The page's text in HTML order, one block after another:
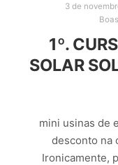
3 de
1º.
SOLAR
mini usinas de
desconto na
Ironicamente,